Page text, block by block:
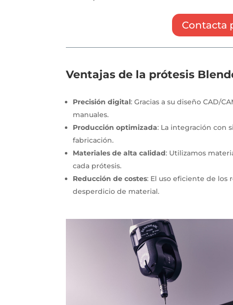
Contacta
Ventajas de la prótesis
Precisión digital: Gracias a su diseño CAD/
manuales.
Producción optimizada: La integración con
fabricación.
Materiales de alta calidad: Utilizamos
cada prótesis.
Reducción de costes: El uso eficiente de los
desperdicio de material.